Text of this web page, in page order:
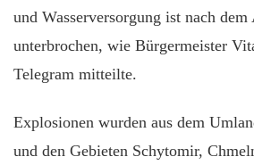
und Wasserversorgung ist nach
unterbrochen, wie Bürgermeister
Telegram mitteilte.
Explosionen wurden aus dem
und den Gebieten Schytomir,